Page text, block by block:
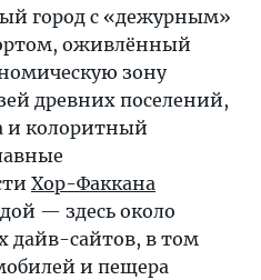
город с «дежурным»
оживлённый
зону
древних поселений,
и колоритный
Хор-Факкана
— здесь около
дайв-сайтов, в том
и пещера